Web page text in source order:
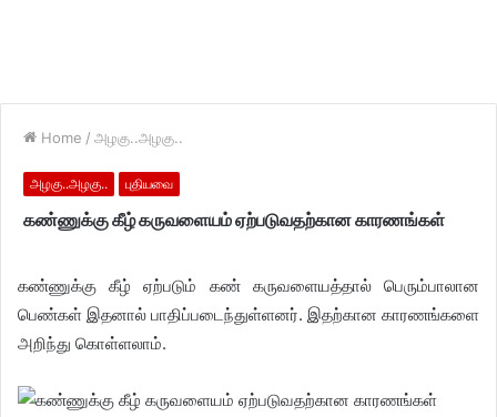
Home / அழகு..அழகு..
அழகு..அழகு.. புதியவை
கண்ணுக்கு கீழ் கருவளையம் ஏற்படுவதற்கான காரணங்கள்
கண்ணுக்கு கீழ் ஏற்படும் கண் கருவளையத்தால் பெரும்பாலான
பெண்கள் இதனால் பாதிப்படைந்துள்ளனர். இதற்கான காரணங்களை
அறிந்து கொள்ளலாம்.